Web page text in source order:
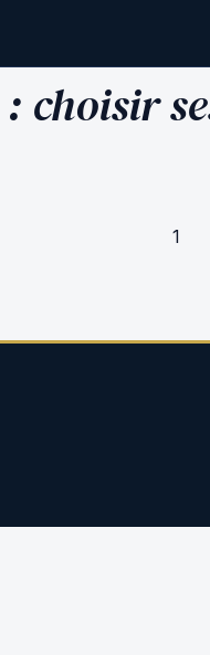
choisir
1